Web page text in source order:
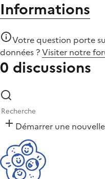
Informations
Votre question porte
données ?Visiter notre
0 discussions
Démarrer une